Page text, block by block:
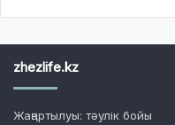
zhezlife.kz
Жаңартылуы: тәулік бойы